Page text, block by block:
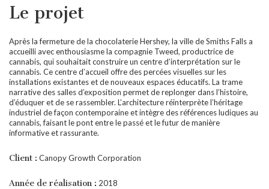
Le projet
Après la fermeture de la chocolaterie Hershey, la ville de Smiths Falls a
accueilli avec enthousiasme la compagnie Tweed, productrice de
cannabis, qui souhaitait construire un centre d’interprétation sur le
cannabis. Ce centre d’accueil offre des percées visuelles sur les
installations existantes et de nouveaux espaces éducatifs. La trame
narrative des salles d’exposition permet de replonger dans l’histoire,
d’éduquer et de se rassembler. L’architecture réinterprète l’héritage
industriel de façon contemporaine et intègre des références ludiques au
cannabis, faisant le pont entre le passé et le futur de manière
informative et rassurante.
Client : Canopy Growth Corporation
Année de réalisation : 2018